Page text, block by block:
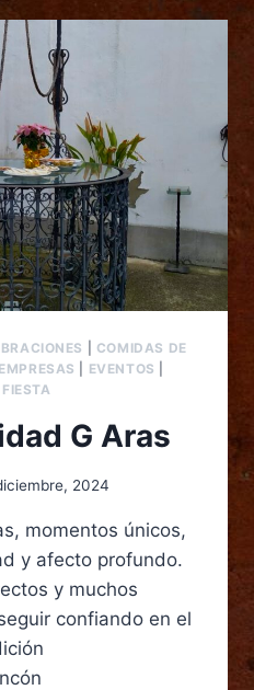
COMIDAS DE
EMPRESAS EVENTOS
FIESTA
G Aras
2024
momentos únicos,
y afecto profundo.
y muchos
confiando en el